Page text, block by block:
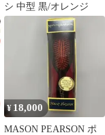
シ 中型 黒/オレンジ
¥ 18,000
MASON PEARSON ポ